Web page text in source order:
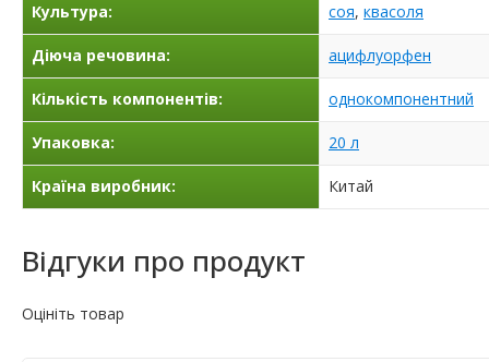
Культура: соя, квасоля
Діюча речовина: ацифлуорфен
Кількість компонентів: однокомпонентний
Упаковка: 20 л
Країна виробник: Китай
Відгуки про продукт
Оцініть товар